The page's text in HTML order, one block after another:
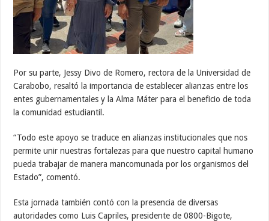
Por su parte, Jessy Divo de Romero, rectora de la Universidad de
Carabobo, resaltó la importancia de establecer alianzas entre los
entes gubernamentales y la Alma Máter para el beneficio de toda
la comunidad estudiantil.
“Todo este apoyo se traduce en alianzas institucionales que nos
permite unir nuestras fortalezas para que nuestro capital humano
pueda trabajar de manera mancomunada por los organismos del
Estado”, comentó.
Esta jornada también contó con la presencia de diversas
autoridades como Luis Capriles, presidente de 0800-Bigote,